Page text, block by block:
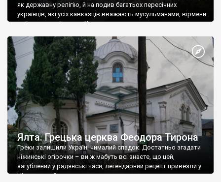
як державну релігію, й на подив багатьох пересічних
українців, які усіх кавказців вважають мусульманами, вірмени
є відданими вірянами Христа
Ялта. Грецька церква Феодора Тирона
Греки залишили Україні чималий спадок. Достатньо згадати
ніжинські огірочки – ви ж мабуть всі знаєте, що цей,
загублений у радянські часи, легендарний рецепт привезли у
Ніжин греки?